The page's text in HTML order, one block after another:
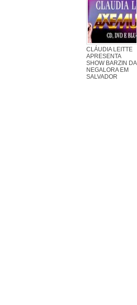
CLÁUDIA LEITTE
APRESENTA
SHOW BARZIN DA
NEGALORA EM
SALVADOR